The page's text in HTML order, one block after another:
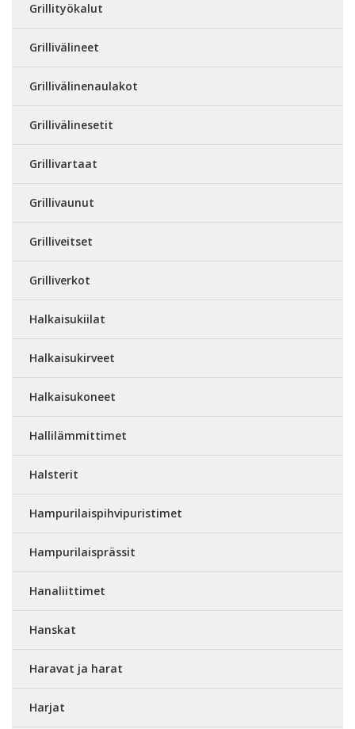
Grillityökalut
Grillivälineet
Grillivälinenaulakot
Grillivälinesetit
Grillivartaat
Grillivaunut
Grilliveitset
Grilliverkot
Halkaisukiilat
Halkaisukirveet
Halkaisukoneet
Hallilämmittimet
Halsterit
Hampurilaispihvipuristimet
Hampurilaisprässit
Hanaliittimet
Hanskat
Haravat ja harat
Harjat